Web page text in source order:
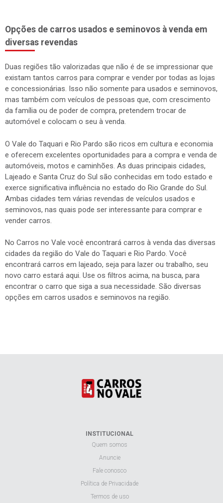
Opções de carros usados e seminovos à venda em
diversas revendas
Duas regiões tão valorizadas que não é de se impressionar que
existam tantos carros para comprar e vender por todas as lojas
e concessionárias. Isso não somente para usados e seminovos,
mas também com veículos de pessoas que, com crescimento
da família ou de poder de compra, pretendem trocar de
automóvel e colocam o seu à venda.
O Vale do Taquari e Rio Pardo são ricos em cultura e economia
e oferecem excelentes oportunidades para a compra e venda de
automóveis, motos e caminhões. As duas principais cidades,
Lajeado e Santa Cruz do Sul são conhecidas em todo estado e
exerce significativa influência no estado do Rio Grande do Sul.
Ambas cidades tem várias revendas de veículos usados e
seminovos, nas quais pode ser interessante para comprar e
vender carros.
No Carros no Vale você encontrará carros à venda das diversas
cidades da região do Vale do Taquari e Rio Pardo. Você
encontrará carros em lajeado, seja para lazer ou trabalho, seu
novo carro estará aqui. Use os filtros acima, na busca, para
encontrar o carro que siga a sua necessidade. São diversas
opções em carros usados e seminovos na região.
INSTITUCIONAL
Quem somos
Anuncie
Fale conosco
Política de Privacidade
Termos de uso